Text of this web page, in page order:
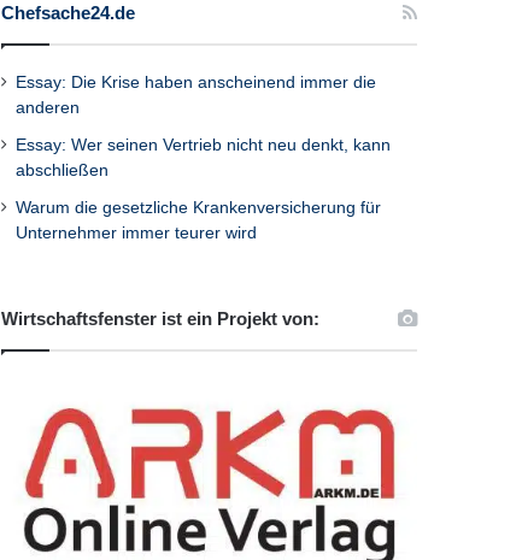
Chefsache24.de
Essay: Die Krise haben anscheinend immer die
anderen
Essay: Wer seinen Vertrieb nicht neu denkt, kann
abschließen
Warum die gesetzliche Krankenversicherung für
Unternehmer immer teurer wird
Wirtschaftsfenster ist ein Projekt von: